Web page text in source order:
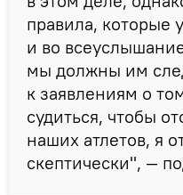
правила, которые
и во
мы должны им
к заявлениям о
судиться, чтобы
наших атлетов, я
скептически", —